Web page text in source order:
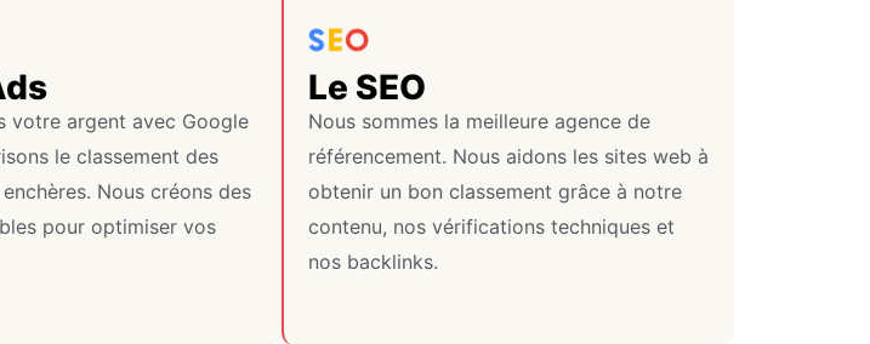
votre argent avec Google
le classement des
Nous créons des
pour optimiser vos
Le SEO
Nous sommes la meilleure agence de
référencement. Nous aidons les sites web à
obtenir un bon classement grâce à notre
contenu, nos vérifications techniques et
nos backlinks.